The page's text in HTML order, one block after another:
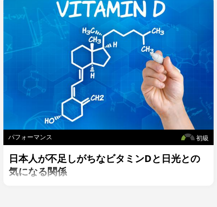
初級
パフォーマンス
日本人が不足しがちなビタミンDと日光との
気になる関係